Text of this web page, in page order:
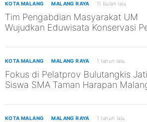
KOTA MALANG MALANG RAYA 11 bulan lalu
Tim Pengabdian Masyarakat UM
Wujudkan Eduwisata Konservasi
SDGs ke-13 dan ke-14
KOTA MALANG MALANG RAYA 1 tahun lalu
Fokus di Pelatprov Bulutangkis
Siswa SMA Taman Harapan
KOTA MALANG MALANG RAYA 1 tahun lalu